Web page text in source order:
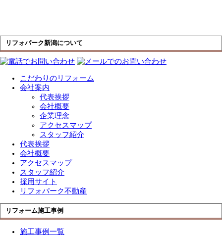
リフォパーク新潟について
こだわりのリフォーム
会社案内
代表挨拶
会社概要
企業理念
アクセスマップ
スタッフ紹介
代表挨拶
会社概要
アクセスマップ
スタッフ紹介
採用サイト
リフォパーク不動産
リフォーム施工事例
施工事例一覧